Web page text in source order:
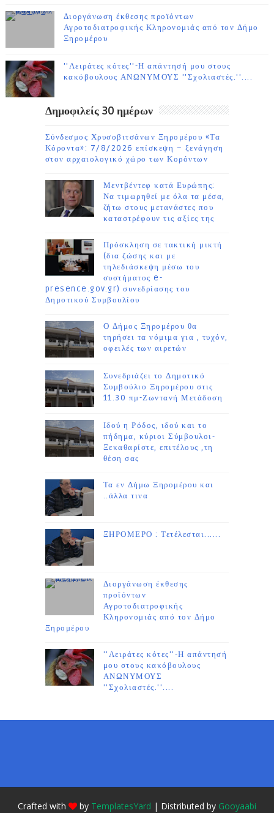
Διοργάνωση έκθεσης προϊόντων
Αγροτοδιατροφικής Κληρονομιάς από τον Δήμο
Ξηρομέρου
''Λειράτες κότες''-Η απάντησή μου στους
κακόβουλους ΑΝΩΝΥΜΟΥΣ ''Σχολιαστές.''....
Δημοφιλείς 30 ημέρων
Σύνδεσμος Χρυσοβιτσάνων Ξηρομέρου «Τα
Κόροντα»: 7/8/2026 επίσκεψη – ξενάγηση
στον αρχαιολογικό χώρο των Κορόντων
Μεντβέντεφ κατά Ευρώπης:
Να τιμωρηθεί με όλα τα μέσα,
ζήτω στους μετανάστες που
καταστρέφουν τις αξίες της
Πρόσκληση σε τακτική μικτή
(δια ζώσης και με
τηλεδιάσκεψη μέσω του
συστήματος e-
presence.gov.gr) συνεδρίασης του
Δημοτικού Συμβουλίου
Ο Δήμος Ξηρομέρου θα
τηρήσει τα νόμιμα για , τυχόν,
οφειλές των αιρετών
Συνεδριάζει το Δημοτικό
Συμβούλιο Ξηρομέρου στις
11.30 πμ-Ζωντανή Μετάδοση
Ιδού η Ρόδος, ιδού και το
πήδημα, κύριοι Σύμβουλοι-
Ξεκαθαρίστε, επιτέλους ,τη
θέση σας
Τα εν Δήμω Ξηρομέρου και
..άλλα τινα
ΞΗΡΟΜΕΡΟ : Τετέλεσται......
Διοργάνωση έκθεσης
προϊόντων
Αγροτοδιατροφικής
Κληρονομιάς από τον Δήμο
Ξηρομέρου
''Λειράτες κότες''-Η απάντησή
μου στους κακόβουλους
ΑΝΩΝΥΜΟΥΣ
''Σχολιαστές.''....
Crafted with by TemplatesYard | Distributed by Gooyaabi